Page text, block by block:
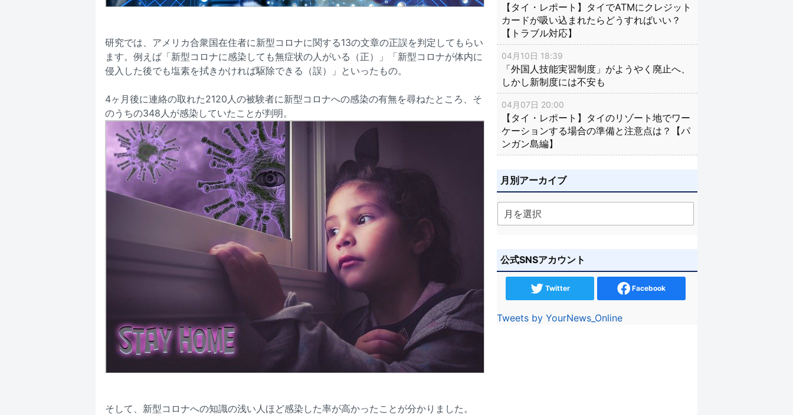
研究では、アメリカ合衆国在住者に新型コロナに関する13の文章の正誤を判定してもらい
ます。例えば「新型コロナに感染しても無症状の人がいる（正）」「新型コロナが体内に
侵入した後でも塩素を拭きかければ駆除できる（誤）」といったもの。
4ヶ月後に連絡の取れた2120人の被験者に新型コロナへの感染の有無を尋ねたところ、そ
のうちの348人が感染していたことが判明。
そして、新型コロナへの知識の浅い人ほど感染した率が高かったことが分かりました。
【タイ・レポート】タイでATMにクレジット
カードが吸い込まれたらどうすればいい？
【トラブル対応】
04月10日 18:39
「外国人技能実習制度」がようやく廃止へ、
しかし新制度には不安も
04月07日 20:00
【タイ・レポート】タイのリゾート地でワー
ケーションする場合の準備と注意点は？【パ
ンガン島編】
月別アーカイブ
公式SNSアカウント
Twitter Facebook
Tweets by YourNews_Online